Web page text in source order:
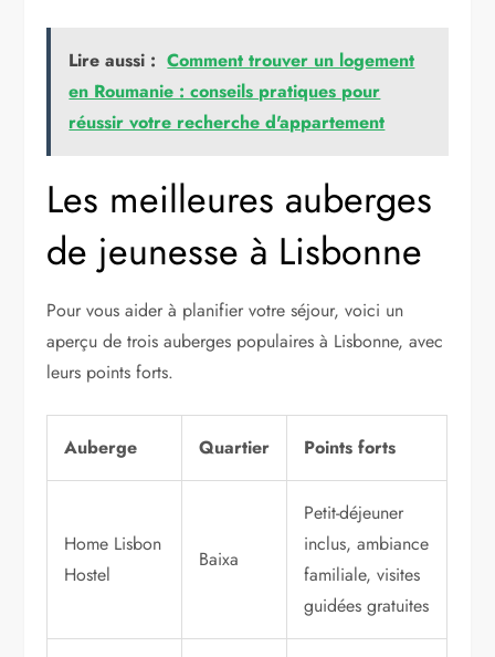
Lire aussi : Comment trouver un logement
en Roumanie : conseils pratiques pour
réussir votre recherche d'appartement
Les meilleures auberges
de jeunesse à Lisbonne
Pour vous aider à planifier votre séjour, voici un
aperçu de trois auberges populaires à Lisbonne, avec
leurs points forts.
Auberge Quartier Points forts
Home Lisbon
Hostel
Baixa
Petit-déjeuner
inclus, ambiance
familiale, visites
guidées gratuites